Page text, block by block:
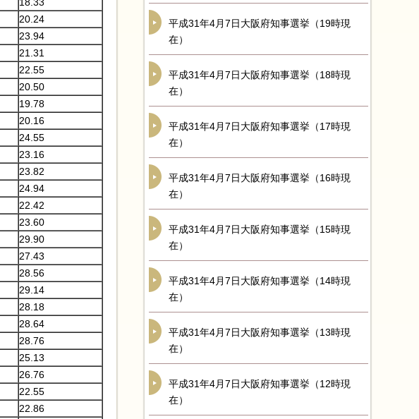
18.33
20.24
23.94
21.31
22.55
20.50
19.78
20.16
24.55
23.16
23.82
24.94
22.42
23.60
29.90
27.43
28.56
29.14
28.18
28.64
28.76
25.13
26.76
22.55
22.86
平成31年4月7日大阪府知事選挙（19時現
在）
平成31年4月7日大阪府知事選挙（18時現
在）
平成31年4月7日大阪府知事選挙（17時現
在）
平成31年4月7日大阪府知事選挙（16時現
在）
平成31年4月7日大阪府知事選挙（15時現
在）
平成31年4月7日大阪府知事選挙（14時現
在）
平成31年4月7日大阪府知事選挙（13時現
在）
平成31年4月7日大阪府知事選挙（12時現
在）